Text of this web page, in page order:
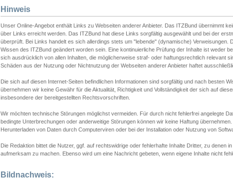
Hinweis
Unser Online-Angebot enthält Links zu Webseiten anderer Anbieter. Das ITZBund übernimmt
über Links erreicht werden. Das ITZBund hat diese Links sorgfältig ausgewählt und bei der
überprüft. Bei Links handelt es sich allerdings stets um "lebende" (dynamische) Verweisungen.
Wissen des ITZBund geändert worden sein. Eine kontinuierliche Prüfung der Inhalte ist weder
sich ausdrücklich von allen Inhalten, die möglicherweise straf- oder haftungsrechtlich relevant
Schäden aus der Nutzung oder Nichtnutzung der Webseiten anderer Anbieter haftet
Die sich auf diesen Internet-Seiten befindlichen Informationen sind sorgfältig und nach besten
übernehmen wir keine Gewähr für die Aktualität, Richtigkeit und Vollständigkeit der sich auf
insbesondere der bereitgestellten Rechtsvorschriften.
Wir möchten technische Störungen möglichst vermeiden. Für durch nicht fehlerfrei angelegte
bedingte Unterbrechungen oder anderweitige Störungen können wir keine Haftung
Herunterladen von Daten durch Computerviren oder bei der Installation oder Nutzung von
Die Redaktion bittet die Nutzer, ggf. auf rechtswidrige oder fehlerhafte Inhalte Dritter, zu denen
aufmerksam zu machen. Ebenso wird um eine Nachricht gebeten, wenn eigene Inhalte nicht
Bildnachweis: